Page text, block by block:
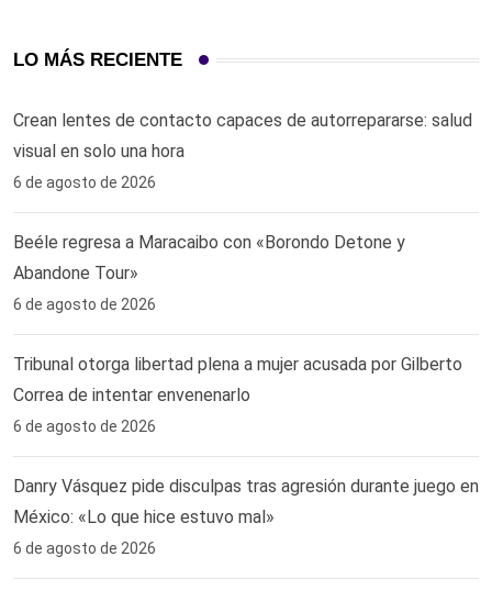
LO MÁS RECIENTE
Crean lentes de contacto capaces de autorrepararse: salud
visual en solo una hora ‎
6 de agosto de 2026
Beéle regresa a Maracaibo con «Borondo Detone y
Abandone Tour»
6 de agosto de 2026
Tribunal otorga libertad plena a mujer acusada por Gilberto
Correa de intentar envenenarlo
6 de agosto de 2026
Danry Vásquez pide disculpas tras agresión durante juego en
México: «Lo que hice estuvo mal»
6 de agosto de 2026